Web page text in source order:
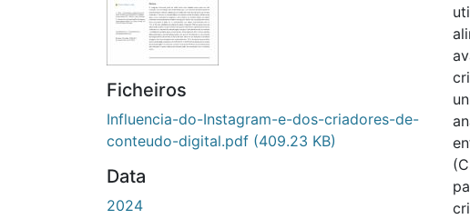
Ficheiros
Influencia-do-Instagram-e-dos-criadores-de-
conteudo-digital.pdf (409.23 KB)
Data
2024